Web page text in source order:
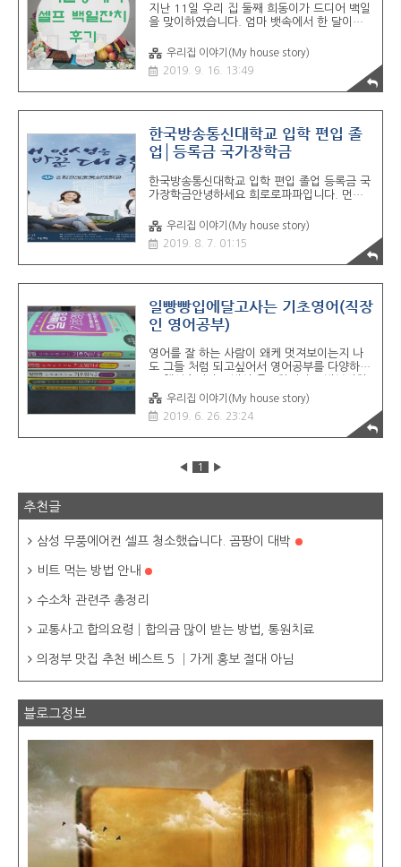
얘기로는 점인지 출산하면서 잠깐 생긴 건지
확실치는 않은 데 없어질 수도 있다고 해서 안
지난 11일 우리 집 둘째 희동이가 드디어 백일
을 맞이하였습니다. 엄마 뱃속에서 한 달이나
백일 동안 크게 아픈데 없이 잘 자라줘서 정말
고맙습니다. 무엇보다 첫째 때문에 조리도 제
대로 못하고 밤잠도 제대로 못 자며 고생한 와
이프에게 정말 감사할 따름입니다. 백일상 대
마음에 무척 들었고 다만 둘째가 아직은 의자
에 오래 앉아 있지 못하여서 힘들어 하는 바람
에 제대로 된 사진을 많이 찍지 못한 것이 좀
있었는데 마음에 드는 백일상을 10여 일 전에
문의해 보니 벌써 매진이었습니다. 그래서 부
우리집 이야기(My house story)
2019. 9. 16. 13:49
한국방송통신대학교 입학 편입 졸
업│등록금 국가장학금
한국방송통신대학교 입학 편입 졸업 등록금 국
가장학금안녕하세요 희로로파파입니다. 먼저
재학생 분들 및 예비 입학생 분들 화이팅입니
다. 방송통신대학교를 다니시는 분들은 보통
직장을 다니시거나 주부 혹은 은퇴하신분 들이
많으신데요 재때 대학교 졸업을 하지 못하셔서
셔서 불철주야 공부하시는 분들이 많으십니다.
저 역시도 위의 두가지 사항에 해당이 되는데
요 자식을 낳아보니 아빠로서 대학교 졸업장은
무래도 고졸보다는 대학교 졸업이 승진이나 인
사고과에 많이 반영이 되어서 사이버대학교 학
에 결국 방송대를 편입으로..
우리집 이야기(My house story)
2019. 8. 7. 01:15
일빵빵입에달고사는 기초영어(직장
인 영어공부)
영어를 잘 하는 사람이 왜케 멋져보이는지 나
도 그들 처럼 되고싶어서 영어공부를 다양하게
자 해서 문법책을 사고 쬐끔하다 재미없어서
단어부터 외우자 해서 단어책도 사고 그리고
회화책도 사고.. 미국시트콤 프랜즈도 보고 전
화영어에 화상영어까지 쓰고보니 정말 다양하
기하게 되고 화상영어 또한 선생님은 제 레벨
에 맞춰서 얘기해주시지만 저는 머리속으로 정
했으면 지금 어땟을까 하는 생각에 그때 포기
태어나면서 나중에..
우리집 이야기(My house story)
2019. 6. 26. 23:24
◀ 1 ▶
추천글
삼성 무풍에어컨 셀프 청소했습니다. 곰팡이 대박
비트 먹는 방법 안내
수소차 관련주 총정리
교통사고 합의요령│합의금 많이 받는 방법, 통원치료
의정부 맛집 추천 베스트 5 │가게 홍보 절대 아님
블로그정보